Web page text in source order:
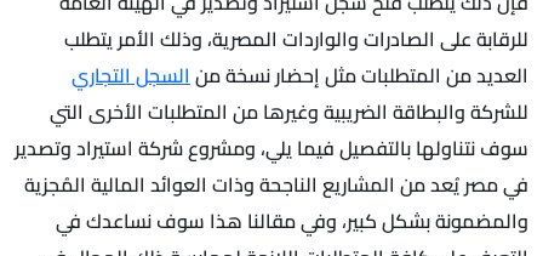
للرقابة على الصادرات والواردات المصرية، وذلك الأمر يتطلب
العديد من المتطلبات مثل إحضار نسخة منالسجل التجاري
للشركة والبطاقة الضريبية وغيرها من المتطلبات الأخرى التي
سوف نتناولها بالتفصيل فيما يلي، ومشروع شركة استيراد وتصدير
في مصر يُعد من المشاريع الناجحة وذات العوائد المالية المُجزية
والمضمونة بشكل كبير، وفي مقالنا هذا سوف نساعدك في